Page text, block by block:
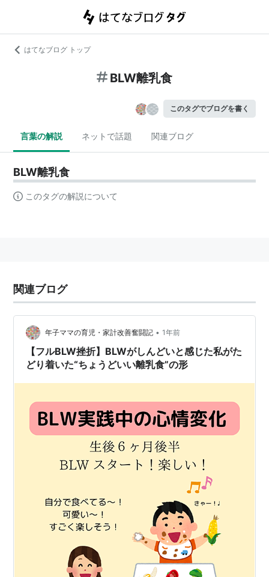
はてなブログ トップ
BLW離乳食
このタグでブログを書く
言葉の解説 ネットで話題 関連ブログ
BLW離乳食
このタグの解説について
関連ブログ
年子ママの育児・家計改善奮闘記 • 1年前
【フルBLW挫折】BLWがしんどいと感じた私がた
どり着いた“ちょうどいい離乳食”の形